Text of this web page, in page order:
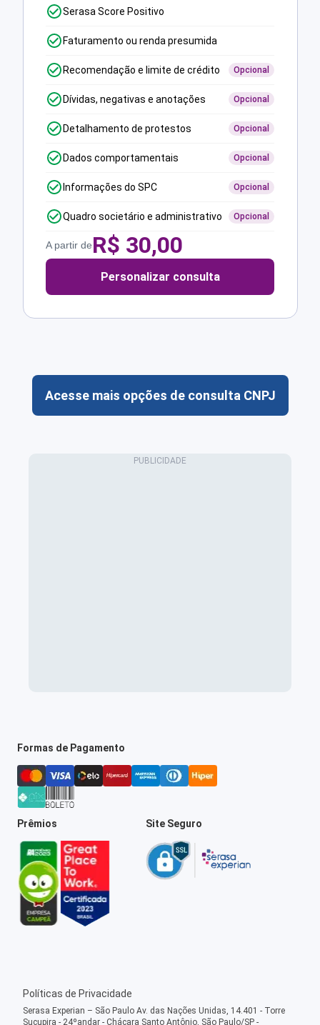
Serasa Score Positivo
Faturamento ou renda presumida
Recomendação e limite de crédito Opcional
Dívidas, negativas e anotações Opcional
Detalhamento de protestos Opcional
Dados comportamentais Opcional
Informações do SPC Opcional
Quadro societário e administrativo Opcional
A partir deR$ 30,00
Personalizar consulta
Acesse mais opções de consulta CNPJ
Formas de Pagamento
Prêmios Site Seguro
Políticas de Privacidade
Serasa Experian – São Paulo Av. das Nações Unidas, 14.401 - Torre
Sucupira - 24ºandar - Chácara Santo Antônio, São Paulo/SP -